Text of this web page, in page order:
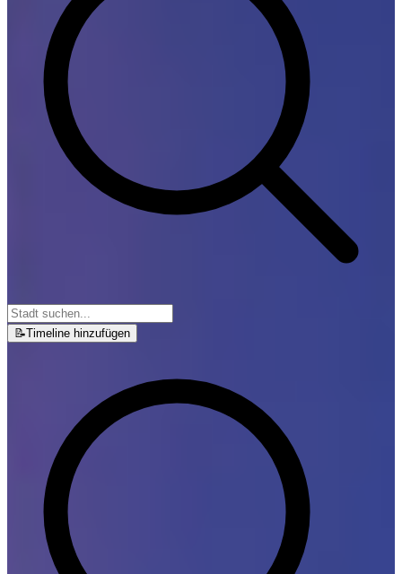
📝Timeline hinzufügen